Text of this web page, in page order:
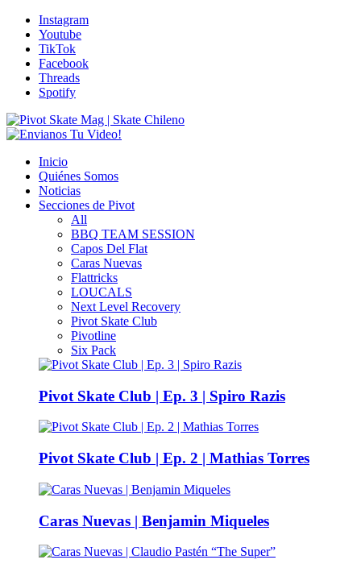
Instagram
Youtube
TikTok
Facebook
Threads
Spotify
Inicio
Quiénes Somos
Noticias
Secciones de Pivot
All
BBQ TEAM SESSION
Capos Del Flat
Caras Nuevas
Flattricks
LOUCALS
Next Level Recovery
Pivot Skate Club
Pivotline
Six Pack
Pivot Skate Club | Ep. 3 | Spiro Razis
Pivot Skate Club | Ep. 2 | Mathias Torres
Caras Nuevas | Benjamin Miqueles